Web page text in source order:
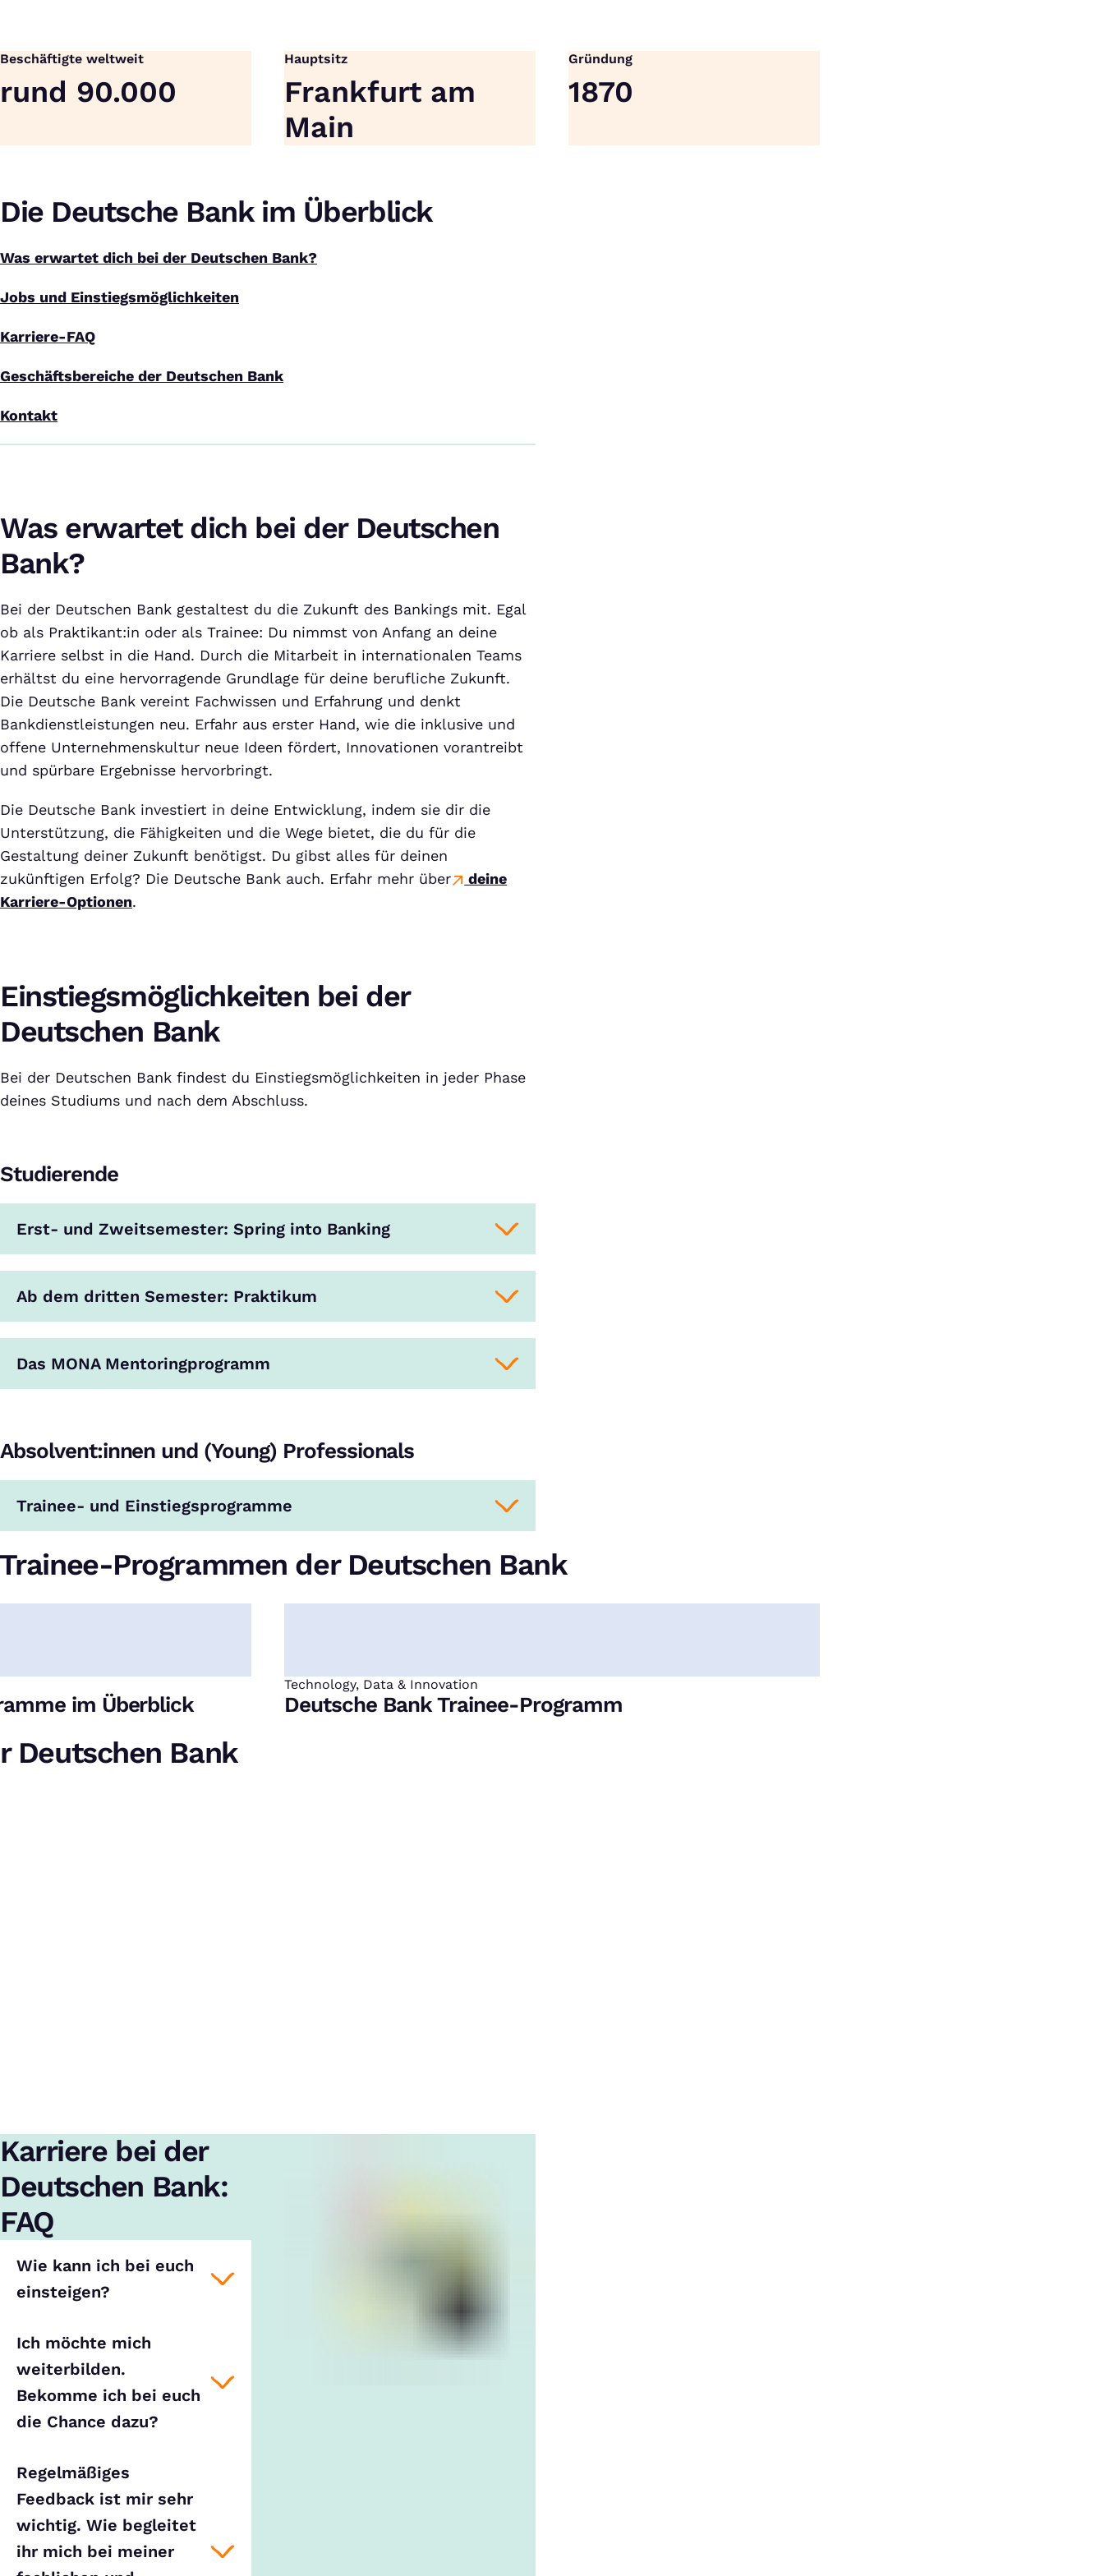
Beschäftigte weltweit
rund 90.000
Hauptsitz
Frankfurt am
Main
Gründung
1870
Die Deutsche Bank im Überblick
Was erwartet dich bei der Deutschen Bank?
Jobs und Einstiegsmöglichkeiten
Karriere-FAQ
Geschäftsbereiche der Deutschen Bank
Kontakt
Was erwartet dich bei der Deutschen
Bank?
Bei der Deutschen Bank gestaltest du die Zukunft des Bankings mit. Egal
ob als Praktikant:in oder als Trainee: Du nimmst von Anfang an deine
Karriere selbst in die Hand. Durch die Mitarbeit in internationalen Teams
erhältst du eine hervorragende Grundlage für deine berufliche Zukunft.
Die Deutsche Bank vereint Fachwissen und Erfahrung und denkt
Bankdienstleistungen neu. Erfahr aus erster Hand, wie die inklusive und
offene Unternehmenskultur neue Ideen fördert, Innovationen vorantreibt
und spürbare Ergebnisse hervorbringt.
​ ​ Die Deutsche Bank investiert in deine Entwicklung, indem sie dir die
Unterstützung, die Fähigkeiten und die Wege bietet, die du für die
Gestaltung deiner Zukunft benötigst. ​ ​ Du gibst alles für deinen
zukünftigen Erfolg? Die Deutsche Bank auch. ​ ​ Erfahr mehr über
deine
Karriere-Optionen.
Einstiegsmöglichkeiten bei der
Deutschen Bank
Bei der Deutschen Bank findest du Einstiegsmöglichkeiten in jeder Phase
deines Studiums und nach dem Abschluss.
Studierende
Erst- und Zweitsemester: Spring into Banking
Ab dem dritten Semester: Praktikum
Das MONA Mentoringprogramm
Absolvent:innen und (Young) Professionals
Trainee- und Einstiegsprogramme
Programmen der Deutschen Bank
im Überblick
Technology, Data & Innovation
:
Deutsche Bank Trainee-Programm
Deutschen Bank
Karriere bei der
Deutschen Bank:
FAQ
Wie kann ich bei euch
einsteigen?
Ich möchte mich
weiterbilden.
Bekomme ich bei euch
die Chance dazu?
Regelmäßiges
Feedback ist mir sehr
wichtig. Wie begleitet
ihr mich bei meiner